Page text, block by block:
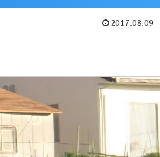
2017.08.09